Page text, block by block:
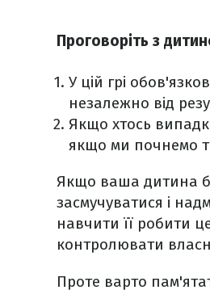
Проговоріть з
У цій грі
незалежно від
Якщо хтось
якщо ми почнемо
Якщо ваша дитина
засмучуватися і
навчити її робити
контролювати
Проте варто